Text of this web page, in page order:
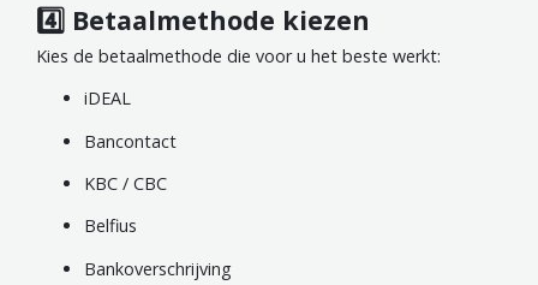
4️⃣ Betaalmethode kiezen
Kies de betaalmethode die voor u het beste werkt:
iDEAL
Bancontact
KBC / CBC
Belfius
Bankoverschrijving